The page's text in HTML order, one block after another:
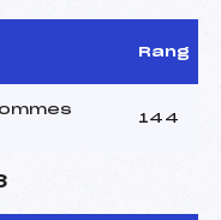
Rang
144